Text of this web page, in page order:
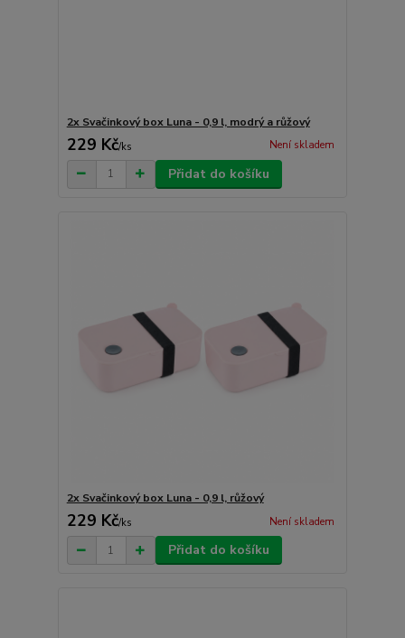
2x Svačinkový box Luna - 0,9 l, modrý a růžový
229 Kč/ks Není skladem
Přidat do košíku
2x Svačinkový box Luna - 0,9 l, růžový
229 Kč/ks Není skladem
Přidat do košíku